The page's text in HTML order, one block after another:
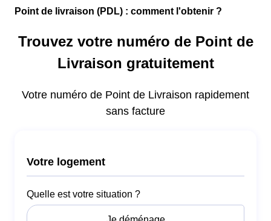
Point de livraison (PDL) : comment l'obtenir ?